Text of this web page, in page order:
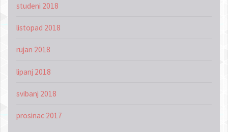
studeni 2018
listopad 2018
rujan 2018
lipanj 2018
svibanj 2018
prosinac 2017